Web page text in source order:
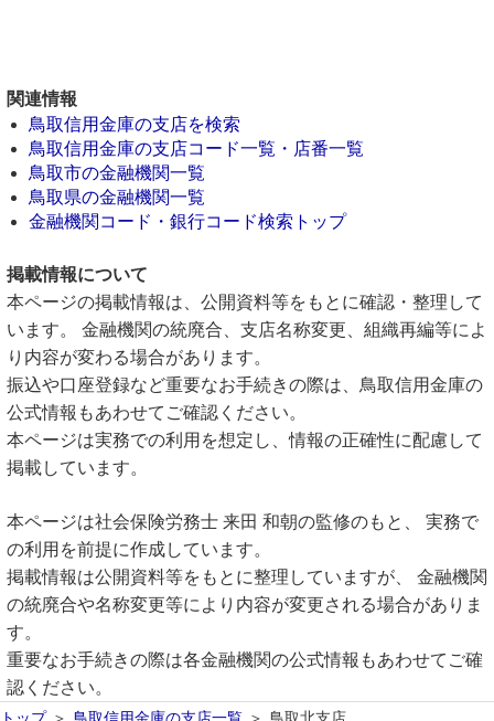
関連情報
鳥取信用金庫の支店を検索
鳥取信用金庫の支店コード一覧・店番一覧
鳥取市の金融機関一覧
鳥取県の金融機関一覧
金融機関コード・銀行コード検索トップ
掲載情報について
本ページの掲載情報は、公開資料等をもとに確認・整理して
います。 金融機関の統廃合、支店名称変更、組織再編等によ
り内容が変わる場合があります。
振込や口座登録など重要なお手続きの際は、鳥取信用金庫の
公式情報もあわせてご確認ください。
本ページは実務での利用を想定し、情報の正確性に配慮して
掲載しています。
本ページは社会保険労務士 来田 和朝の監修のもと、 実務で
の利用を前提に作成しています。
掲載情報は公開資料等をもとに整理していますが、 金融機関
の統廃合や名称変更等により内容が変更される場合がありま
す。
重要なお手続きの際は各金融機関の公式情報もあわせてご確
認ください。